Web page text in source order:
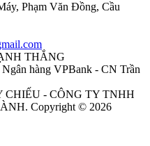
Phạm Văn Đồng, Cầu
THẮNG
hàng VPBank - CN Trần
- CÔNG TY TNHH
Copyright © 2026